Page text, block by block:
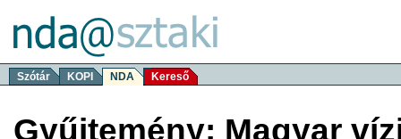
Szótár KOPI NDA Kereső
Gyűjtemény: Magyar